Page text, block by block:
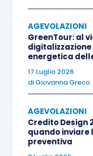
(oltre tale
credito
di pari
Le criticità
AGEVOLAZIONI
GreenTour: al
energetica
17 Luglio 2026
di Giovanna Greco
AGEVOLAZIONI
Credito Design
quando inviare
preventiva